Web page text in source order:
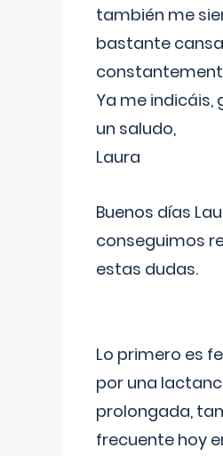
también me
bastante
Ya me indicáis,
un saludo,
Laura
Buenos días
conseguimos
estas dudas.
Lo primero es
por una
prolongada,
frecuente hoy